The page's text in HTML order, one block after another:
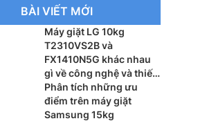
BÀI VIẾT MỚI
Máy giặt LG 10kg
T2310VS2B và
FX1410N5G khác nhau
gì về công nghệ và thiết
kế
Phân tích những ưu
điểm trên máy giặt
Samsung 15kg